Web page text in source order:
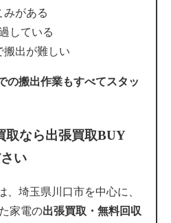
みがある
している
搬出が難しい
の搬出作業もすべてスタッ
取なら出張買取BUY
い
埼玉県川口市を中心に、
家電の出張買取・無料回収